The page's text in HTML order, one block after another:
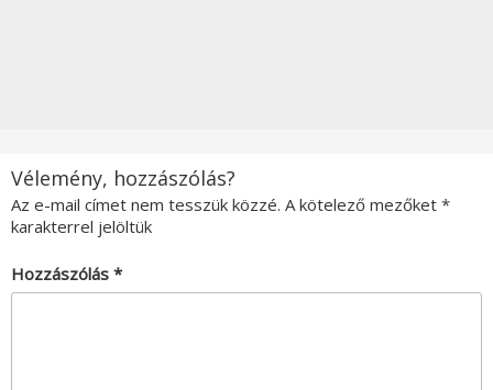
Vélemény, hozzászólás?
Az e-mail címet nem tesszük közzé. A kötelező mezőket *
karakterrel jelöltük
Hozzászólás *